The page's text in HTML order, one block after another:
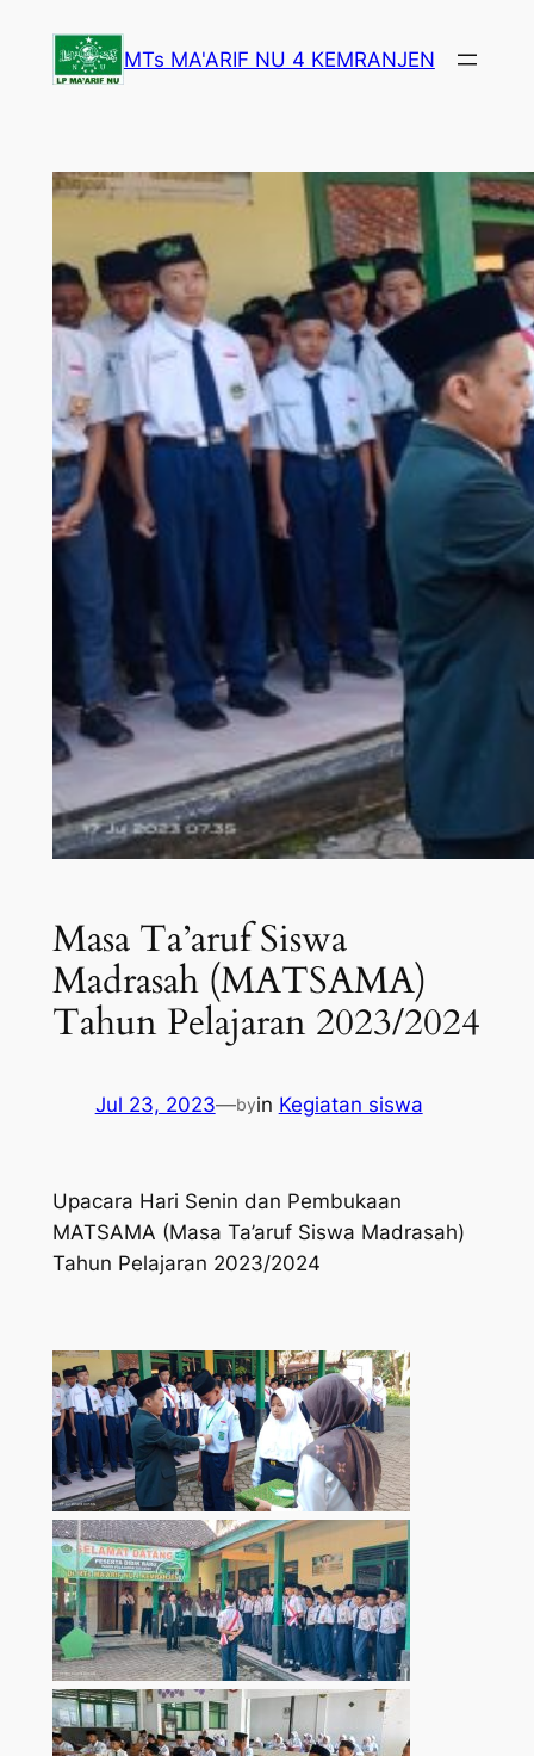
konten
MTs MA'ARIF NU 4 KEMRANJEN
Masa Ta’aruf Siswa
Madrasah (MATSAMA)
Tahun Pelajaran 2023/2024
Jul 23, 2023—byin Kegiatan siswa
Upacara Hari Senin dan Pembukaan
MATSAMA (Masa Ta’aruf Siswa Madrasah)
Tahun Pelajaran 2023/2024